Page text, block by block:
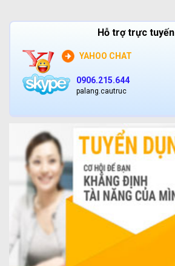
Hỗ trợ trực tuyến
YAHOO CHAT
0906.215.644
palang.cautruc